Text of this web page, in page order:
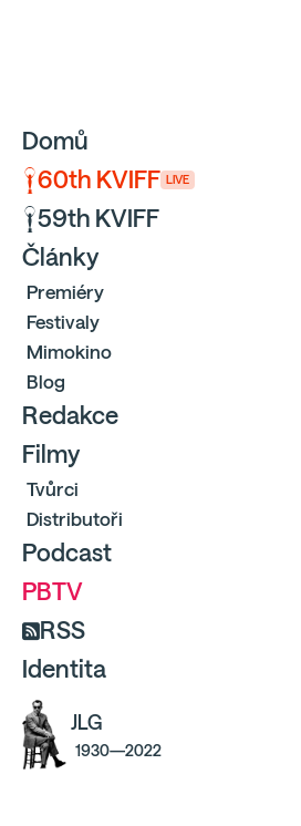
Domů
60th KVIFF LIVE
59th KVIFF
Články
Premiéry
Festivaly
Mimokino
Blog
Redakce
Filmy
Tvůrci
Distributoři
Podcast
PBTV
RSS
Identita
JLG
1930—2022